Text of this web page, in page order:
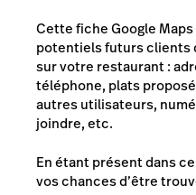
Cette fiche Google
potentiels futurs clients
sur votre restaurant :
téléphone, plats
autres utilisateurs,
joindre, etc.
En étant présent dans
vos chances d’être